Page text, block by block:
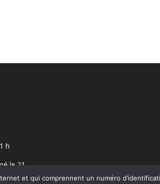
h
le 21
et qui comprennent un numéro